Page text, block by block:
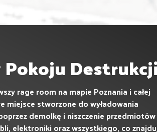
rage room na mapie Poznania i całej
miejsce stworzone do wyładowania
demolkę i niszczenie przedmiotów
elektroniki oraz wszystkiego, co